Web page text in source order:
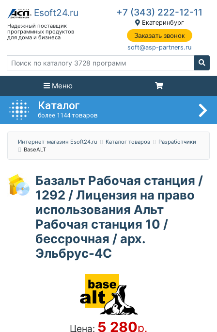
+7 (343) 222-12-11
Екатеринбург
Заказать звонок
soft@asp-partners.ru
Меню
Каталог
более 1144 товаров
Интернет-магазин Esoft24.ru Каталог товаров
Разработчики
BaseALT
Базальт Рабочая станция /
1292 / Лицензия на право
использования Альт
Рабочая станция 10 /
бессрочная / арх.
Эльбрус-4С
Цена: 5 280р.